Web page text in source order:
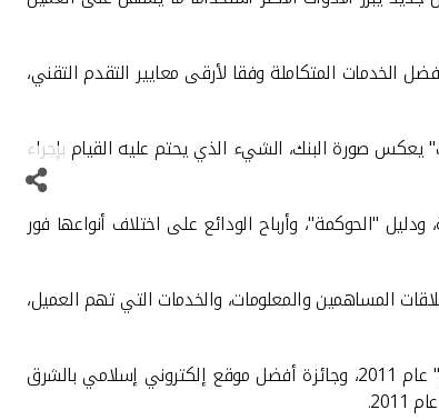
المتكاملة وفقا لأرقى معايير التقدم التقني،
صورة البنك، الشيء الذي يحتم عليه القيام بإجراء
"الحوكمة"، وأرباح الودائع على اختلاف أنواعها فور
المساهمين والمعلومات، والخدمات التي تهم العميل،
ونال "بيتك" العديد من الجوائز المحلية والإقليمية والعالمية، مثل جائزة أفضل بنك للخدمات المصرفية عبر الانترنت للعملاء من مجلة "غلوبل فاينانس" عام 2011، وجائزة أفضل موقع إلكتروني إسلامي بالشرق